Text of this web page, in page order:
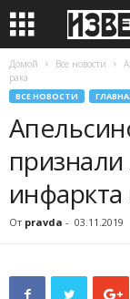
Домой Все новости
рака
ВСЕ НОВОСТИ
инфаркта
От pravda - 03.11.2019